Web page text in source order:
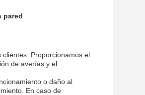
pared
Proporcionamos el
de averías y el
o daño al
En caso de